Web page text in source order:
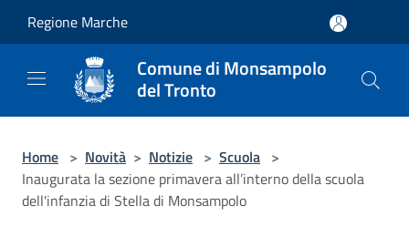
Regione Marche
Comune di Monsampolo
del Tronto
Home > Novità > Notizie > Scuola >
Inaugurata la sezione primavera all’interno della scuola
dell'infanzia di Stella di Monsampolo